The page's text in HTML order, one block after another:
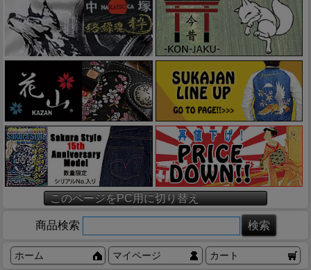
このページをPC用に切り替え
商品検索
ホーム マイページ カート